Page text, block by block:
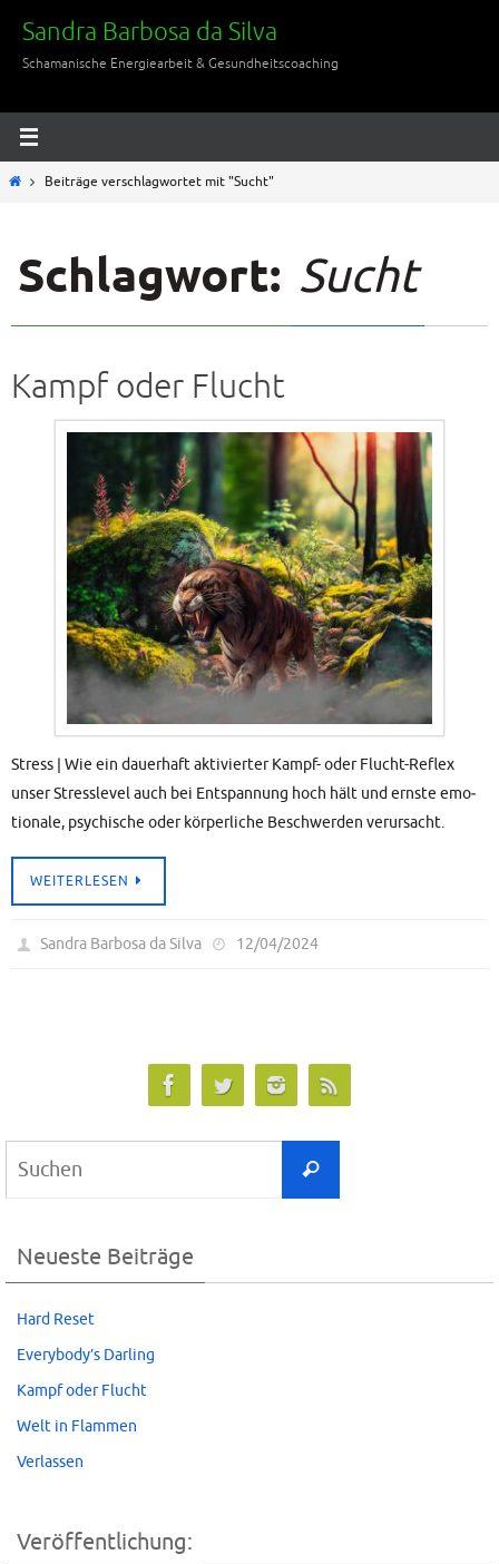
Inhalt
springen
Sandra Barbosa da Silva
Schamanische Energiearbeit & Gesundheitscoaching
StartBeiträge verschlagwortet mit "Sucht"
Schlagwort: Sucht
Kampf oder Flucht
Stress | Wie ein dau­er­haft akti­vier­ter Kampf- oder Flucht-Reflex
unser Stress­le­vel auch bei Ent­span­nung hoch hält und erns­te emo­
tio­na­le, psy­chi­sche oder kör­per­li­che Beschwer­den verursacht.
WEI­TER­LE­SEN
Sandra Barbosa da Silva 12/04/2024
Suchen
Neueste Beiträge
Hard Reset
Everybody’s Darling
Kampf oder Flucht
Welt in Flammen
Verlassen
Veröffentlichung: